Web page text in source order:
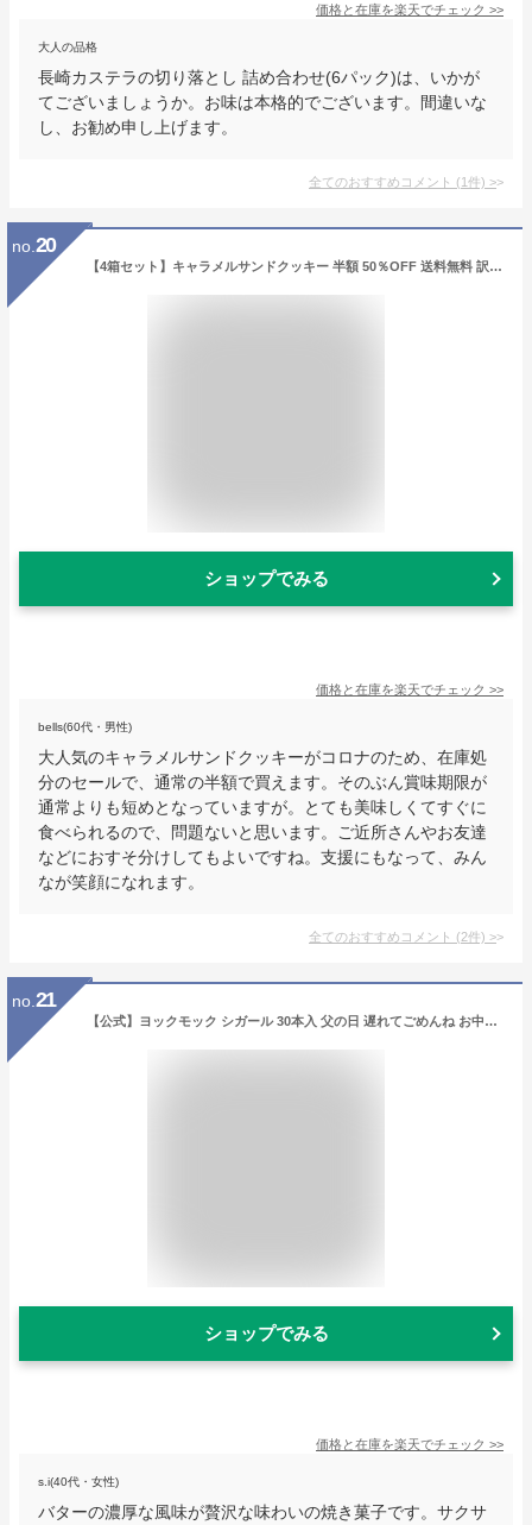
価格と在庫を楽天でチェック >>
大人の品格
長崎カステラの切り落とし 詰め合わせ(6パック)は、いかが
てございましょうか。お味は本格的でございます。間違いな
し、お勧め申し上げます。
全てのおすすめコメント (1件) >
no. 20
【4箱セット】キャラメルサンドクッキー 半額 50％OFF 送料無料 訳あり 賞味期限 在庫処分 コロナ セール お菓子 福袋 スイーツ ギフト 詰め合わせ おしゃれ 高級 ブランド フードロス 食品 洋菓子 焼き菓子 個包装 手土産 お土産 ザ・スウィーツ SCS15 12個入×4箱
ショップでみる
価格と在庫を楽天でチェック >>
bells(60代・男性)
大人気のキャラメルサンドクッキーがコロナのため、在庫処
分のセールで、通常の半額で買えます。そのぶん賞味期限が
通常よりも短めとなっていますが。とても美味しくてすぐに
食べられるので、問題ないと思います。ご近所さんやお友達
などにおすそ分けしてもよいですね。支援にもなって、みん
なが笑顔になれます。
全てのおすすめコメント (2件) >
no. 21
【公式】ヨックモック シガール 30本入 父の日 遅れてごめんね お中元 夏ギフト 2026 詰め合わせ プレゼント スイーツ ギフト プチギフト クッキー 退職 洋菓子 お菓子 焼き菓子 手土産 個包装 お取り寄せ お礼 お祝い
ショップでみる
価格と在庫を楽天でチェック >>
s.i(40代・女性)
バターの濃厚な風味が贅沢な味わいの焼き菓子です。サクサ